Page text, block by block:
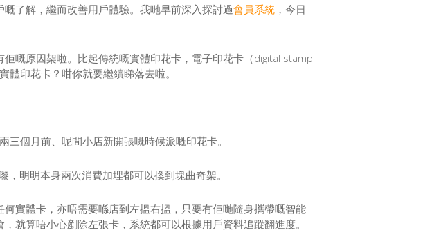
了解，繼而改善用戶體驗。我哋早前深入探討過會員系統 ，今日
嘅原因架啦。比起傳統嘅實體印花卡，電子印花卡（digital stamp
印花卡？咁你就要繼續睇落去啦。
個月前、呢間小店新開張嘅時候派嘅印花卡。
明明本身兩次消費加埋都可以換到塊曲奇架。
實體卡，亦唔需要喺店到左搵右搵，只要有佢哋隨身攜帶嘅智能
就算唔小心剷除左張卡，系統都可以根據用戶資料追蹤翻進度。